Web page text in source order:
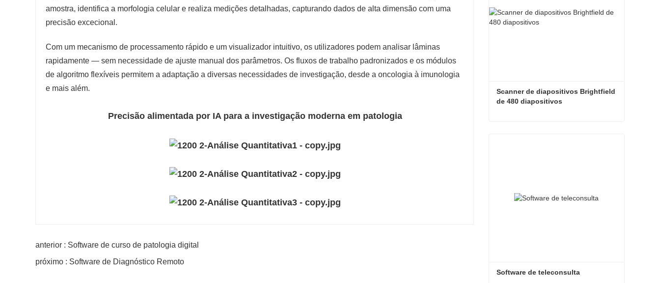
amostra, identifica a morfologia celular e realiza medições detalhadas, capturando dados de alta dimensão com uma
precisão excecional.
Com um mecanismo de processamento rápido e um visualizador intuitivo, os utilizadores podem analisar lâminas
rapidamente — sem necessidade de ajuste manual dos parâmetros. Os fluxos de trabalho padronizados e os módulos
de algoritmo flexíveis permitem a adaptação a diversas necessidades de investigação, desde a oncologia à imunologia
e mais além.
Precisão alimentada por IA para a investigação moderna em patologia
anterior : Software de curso de patologia digital
próximo : Software de Diagnóstico Remoto
Scanner de diapositivos Brightfield
de 480 diapositivos
Software de teleconsulta